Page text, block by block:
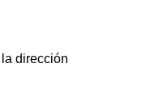
dirección